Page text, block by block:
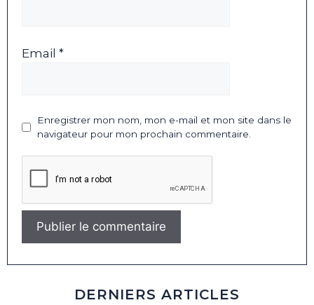
Email *
Enregistrer mon nom, mon e-mail et mon site dans le
navigateur pour mon prochain commentaire.
DERNIERS ARTICLES